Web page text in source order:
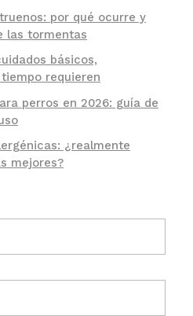
por qué ocurre y
las tormentas
básicos,
requieren
perros en 2026: guía de
¿realmente
mejores?